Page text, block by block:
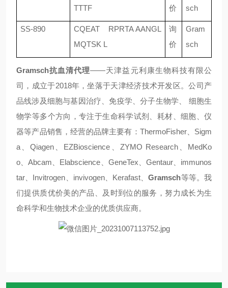
TTTF
价
sch
SS-890
CQEAT RPRTA AANGL
MQTSK L
询
价
Gram
sch
Gramsch抗血清代理——天津益元利康生物科技有限公
司，成立于2018年，坐落于天津经济技术开发区。公司产
品线涉及细胞与基因治疗、免疫学、分子生物学、 细胞生
物学等多个方向，专注于生命科学试剂、耗材、细胞、仪
器等产品销售，经营的品牌主要有：ThermoFisher、Sigm
a、Qiagen、EZBioscience、ZYMO Research、MedKo
o、Abcam、Elabscience、GeneTex、Gentaur、immunos
tar、Invitrogen、invivogen、Kerafast、Gramsch等等。我
们提供质优价美的产品、及时到位的服务，努力成长为生
命科学和生物技术企业的优质供应商。